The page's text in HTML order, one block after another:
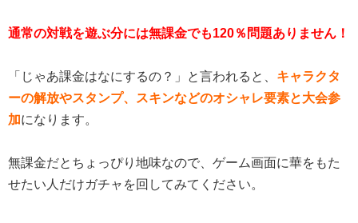
通常の対戦を遊ぶ分には無課金でも120％問題ありません！
「じゃあ課金はなにするの？」と言われると、 キャラクタ
ーの解放やスタンプ、スキンなどのオシャレ要素と大会参
加になります。
無課金だとちょっぴり地味なので、ゲーム画面に華をもた
せたい人だけガチャを回してみてください。